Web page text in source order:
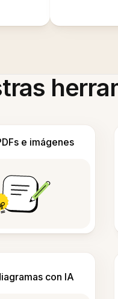
e imágenes
con IA